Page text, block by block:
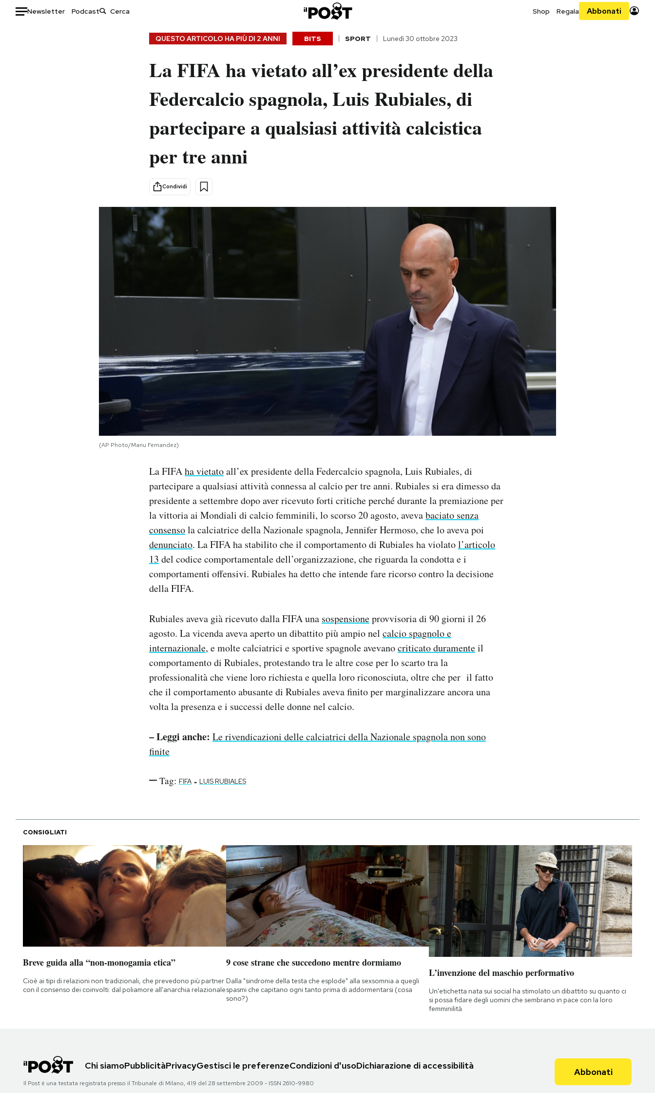
Newsletter Podcast Shop Regala Abbonati
Ok Boomer!
Altrecose
Mondiali calcio 2026
QUESTO ARTICOLO HA PIÙ DI 2 ANNI BITS SPORT Lunedì 30 ottobre 2023
La FIFA ha vietato all’ex presidente della
Federcalcio spagnola, Luis Rubiales, di
partecipare a qualsiasi attività calcistica
per tre anni
Condividi
(AP Photo/Manu Fernandez)
La FIFAha vietatoall’ex presidente della Federcalcio spagnola, Luis Rubiales, di
partecipare a qualsiasi attività connessa al calcio per tre anni. Rubiales si era dimesso da
presidente a settembre dopo aver ricevuto forti critiche perché durante la premiazione per
la vittoria ai Mondiali di calcio femminili, lo scorso 20 agosto, avevabaciato senza
consensola calciatrice della Nazionale spagnola, Jennifer Hermoso, che lo aveva poi
denunciato. La FIFA ha stabilito che il comportamento di Rubiales ha violatol’articolo
13 del codice comportamentale dell’organizzazione, che riguarda la condotta e i
comportamenti offensivi. Rubiales ha detto che intende fare ricorso contro la decisione
della FIFA.
Rubiales aveva già ricevuto dalla FIFA una sospensioneprovvisoria di 90 giorni il 26
agosto. La vicenda aveva aperto un dibattito più ampio nel calcio spagnolo e
internazionale, e molte calciatrici e sportive spagnole avevanocriticato duramenteil
comportamento di Rubiales, protestando tra le altre cose per lo scarto tra la
professionalità che viene loro richiesta e quella loro riconosciuta, oltre che per il fatto
che il comportamento abusante di Rubiales aveva finito per marginalizzare ancora una
volta la presenza e i successi delle donne nel calcio.
– Leggi anche: Le rivendicazioni delle calciatrici della Nazionale spagnola non sono
finite
Tag: FIFA - LUIS RUBIALES
CONSIGLIATI
Breve guida alla “non-monogamia etica”
Cioè ai tipi di relazioni non tradizionali, che prevedono più partner
con il consenso dei coinvolti: dal poliamore all'anarchia relazionale
9 cose strane che succedono mentre dormiamo
Dalla "sindrome della testa che esplode" alla sexsomnia a quegli
spasmi che capitano ogni tanto prima di addormentarsi (cosa
sono?)
L’invenzione del maschio performativo
Un'etichetta nata sui social ha stimolato un dibattito su quanto ci
si possa fidare degli uomini che sembrano in pace con la loro
femminilità
Chi siamoPubblicitàPrivacyGestisci le preferenzeCondizioni d'usoDichiarazione di accessibilità
Il Post è una testata registrata presso il Tribunale di Milano, 419 del 28 settembre 2009 - ISSN 2610-9980
Abbonati